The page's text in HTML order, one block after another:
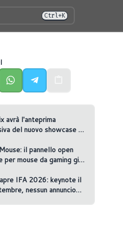
Ctrl+K
avrà l'anteprima
del nuovo showcase di
il pannello open
per mouse da gaming gira
IFA 2026: keynote il
nessun annuncio